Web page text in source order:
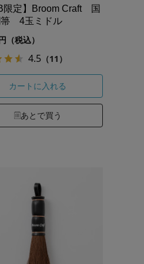
限定】Broom Craft 国
箒 4玉ミドル
（税込）
4.5 （11）
カートに入れる
あとで買う